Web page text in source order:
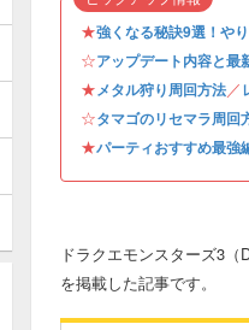
★強くなる秘訣9選！や
☆アップデート内容と最
★メタル狩り周回方法／
☆タマゴのリセマラ周回
★パーティおすすめ最強
ドラクエモンスターズ3
を掲載した記事です。